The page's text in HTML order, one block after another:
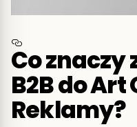
Co
B2B do Art
Reklamy?